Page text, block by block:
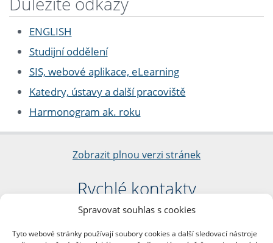
Spravovat souhlas s cookies
Tyto webové stránky používají soubory cookies a další sledovací nástroje
ENGLISH
Studijní oddělení
SIS, webové aplikace, eLearning
Katedry, ústavy a další pracoviště
Harmonogram ak. roku
Zobrazit plnou verzi stránek
Rychlé kontakty
Filozofická fakulta
nám. Jana Palacha 1/2